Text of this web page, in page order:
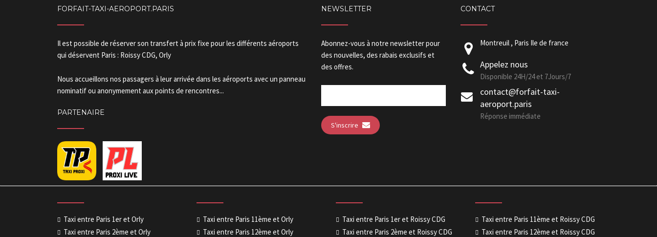
FORFAIT-TAXI-AEROPORT.PARIS
Il est possible de réserver son transfert à prix fixe pour les différents aéroports
qui déservent Paris : Roissy CDG, Orly
Nous accueillons nos passagers à leur arrivée dans les aéroports avec un panneau
nominatif ou anonymement aux points de rencontres...
PARTENAIRE
NEWSLETTER
Abonnez-vous à notre newsletter pour
des nouvelles, des rabais exclusifs et
des offres.
S'inscrire
CONTACT
Montreuil , Paris Ile de france
Appelez nous
Disponible 24H/24 et 7Jours/7
contact@forfait-taxi-
aeroport.paris
Réponse immédiate
Taxi entre Paris 1er et Orly
Taxi entre Paris 2ème et Orly
Taxi entre Paris 11ème et Orly
Taxi entre Paris 12ème et Orly
Taxi entre Paris 1er et Roissy CDG
Taxi entre Paris 2ème et Roissy CDG
Taxi entre Paris 11ème et Roissy CDG
Taxi entre Paris 12ème et Roissy CDG